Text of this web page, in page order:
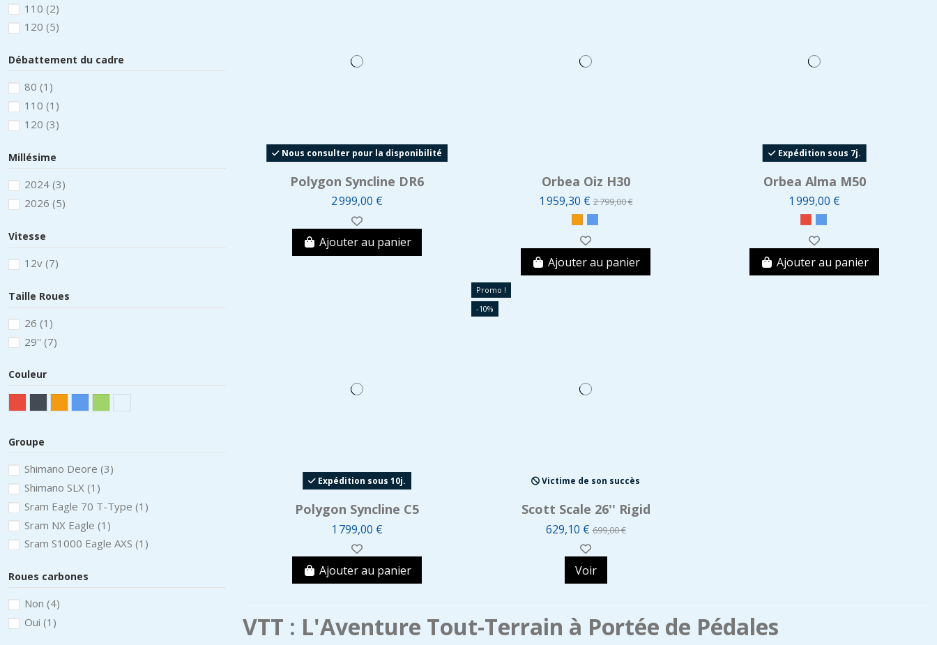
Nous consulter pour la disponibilité
Polygon Syncline DR6
2 999,00 €
Ajouter au panier
Orbea Oiz H30
1 959,30 €2 799,00 €
Ajouter au panier
Expédition sous 7j.
Orbea Alma M50
1 999,00 €
Ajouter au panier
Expédition sous 10j.
Polygon Syncline C5
1 799,00 €
Ajouter au panier
Promo !
-10%
Victime de son succès
Scott Scale 26'' Rigid
629,10 €699,00 €
Voir
VTT : L'Aventure Tout-Terrain à Portée de Pédales
110 (2)
120 (5)
Débattement du cadre
80 (1)
110 (1)
120 (3)
Millésime
2024 (3)
2026 (5)
Vitesse
12v (7)
Taille Roues
26 (1)
29'' (7)
Couleur
Groupe
Shimano Deore (3)
Shimano SLX (1)
Sram Eagle 70 T-Type (1)
Sram NX Eagle (1)
Sram S1000 Eagle AXS (1)
Roues carbones
Non (4)
Oui (1)